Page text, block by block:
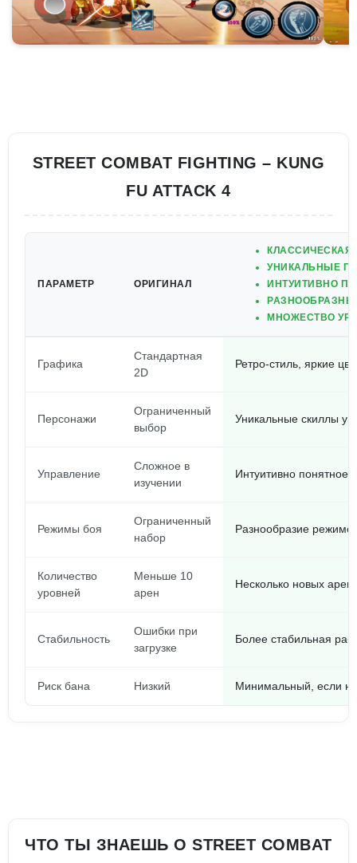
STREET COMBAT FIGHTING – KUNG
FU ATTACK 4
ПАРАМЕТР ОРИГИНАЛ
КЛАССИЧЕСКАЯ
УНИКАЛЬНЫЕ
ИНТУИТИВНО
МНОЖЕСТВО
Графика
Стандартная
2D
Ретро-стиль, яркие
Персонажи
Ограниченный
выбор
Уникальные скиллы у
Управление
Сложное в
изучении
Интуитивно понятное,
Режимы боя
Ограниченный
набор
Разнообразие
Количество
уровней
Меньше 10
арен
Несколько новых
Стабильность
Ошибки при
загрузке
Более стабильная
Риск бана Низкий Минимальный, если
ЧТО ТЫ ЗНАЕШЬ О STREET COMBAT